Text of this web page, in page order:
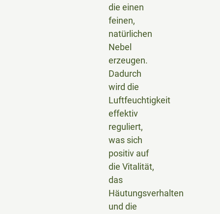
die einen
feinen,
natürlichen
Nebel
erzeugen.
Dadurch
wird die
Luftfeuchtigkeit
effektiv
reguliert,
was sich
positiv auf
die Vitalität,
das
Häutungsverhalten
und die